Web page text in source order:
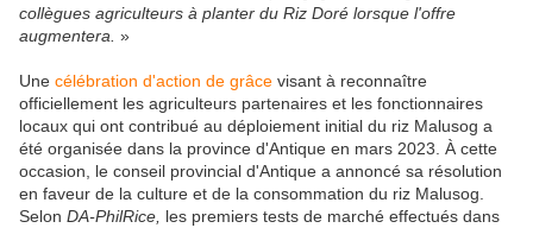
collègues agriculteurs à planter du Riz Doré lorsque l'offre
augmentera. »
Une célébration d'action de grâce visant à reconnaître
officiellement les agriculteurs partenaires et les fonctionnaires
locaux qui ont contribué au déploiement initial du riz Malusog a
été organisée dans la province d'Antique en mars 2023. À cette
occasion, le conseil provincial d'Antique a annoncé sa résolution
en faveur de la culture et de la consommation du riz Malusog.
Selon DA-PhilRice, les premiers tests de marché effectués dans